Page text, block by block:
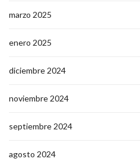
marzo 2025
enero 2025
diciembre 2024
noviembre 2024
septiembre 2024
agosto 2024